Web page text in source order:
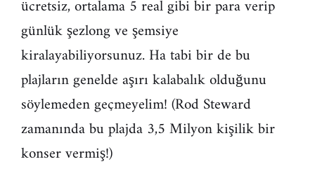
ücretsiz, ortalama 5 real gibi bir para verip
günlük şezlong ve şemsiye
kiralayabiliyorsunuz. Ha tabi bir de bu
plajların genelde aşırı kalabalık olduğunu
söylemeden geçmeyelim! (Rod Steward
zamanında bu plajda 3,5 Milyon kişilik bir
konser vermiş!)